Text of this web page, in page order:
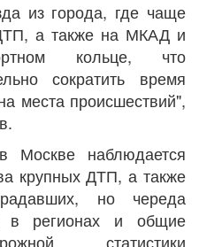
из города, где чаще
а также на МКАД и
кольце, что
сократить время
места происшествий",
Москве наблюдается
крупных ДТП, а также
но череда
в регионах и общие
статистики